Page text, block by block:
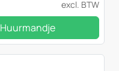
excl. BTW
Huurmandje